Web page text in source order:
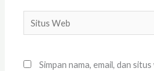
Situs
Web
Simpan nama, email, dan